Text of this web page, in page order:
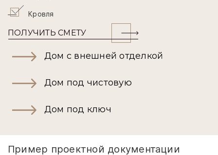
Кровля
ПОЛУЧИТЬ СМЕТУ
Дом с внешней отделкой
Дом под чистовую
Дом под ключ
Пример проектной документации